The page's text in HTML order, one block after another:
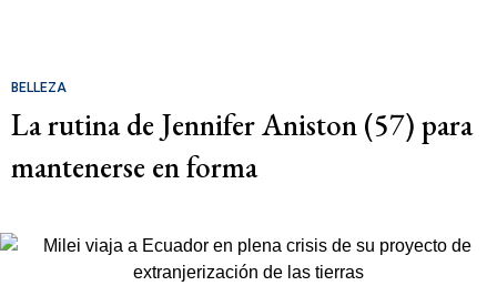
BELLEZA
La rutina de Jennifer Aniston (57) para
mantenerse en forma